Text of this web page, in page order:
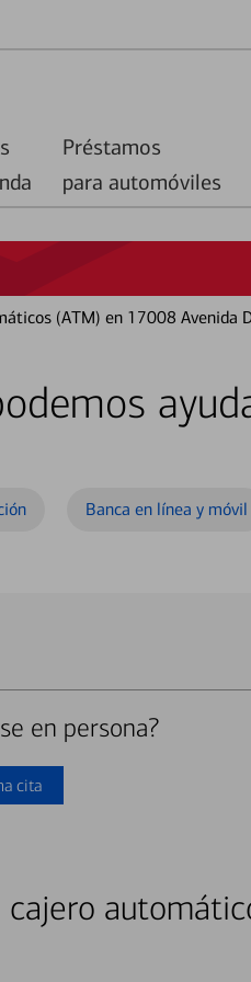
Préstamos
para automóviles
(ATM) en 17008 Avenida
Banca en línea y móvil
en persona?
cita
cajero